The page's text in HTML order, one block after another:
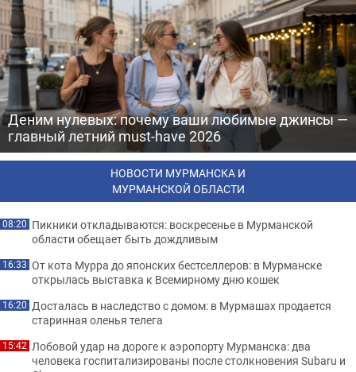
Деним нулевых: почему ваши любимые джинсы —
главный летний must-have 2026
НОВОСТИ МУРМАНСКА И
МУРМАНСКОЙ ОБЛАСТИ
08:20 Пикники откладываются: воскресенье в Мурманской
области обещает быть дождливым
16:33 От кота Мурра до японских бестселлеров: в Мурманске
открылась выставка к Всемирному дню кошек
16:20 Досталась в наследство с домом: в Мурмашах продается
старинная оленья телега
15:42 Лобовой удар на дороге к аэропорту Мурманска: два
человека госпитализированы после столкновения Subaru и